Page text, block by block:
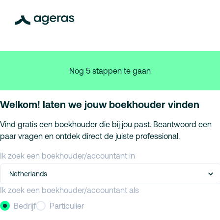
Nog 5 stappen te gaan
Welkom! laten we jouw boekhouder vinden
Vind gratis een boekhouder die bij jou past. Beantwoord een
paar vragen en ontdek direct de juiste professional.
Ik zoek een boekhouder/accountant in
Netherlands
Ik zoek een boekhouder/accountant als
Bedrijf
Particulier